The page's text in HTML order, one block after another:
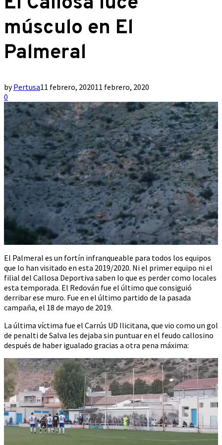
músculo en El
Palmeral
byPertusa11 febrero, 202011 febrero, 2020
0
El Palmeral es un fortín infranqueable para todos los equipos
que lo han visitado en esta 2019/2020. Ni el primer equipo ni el
filial del Callosa Deportiva saben lo que es perder como locales
esta temporada. El Redován fue el último que consiguió
derribar ese muro. Fue en el último partido de la pasada
campaña, el 18 de mayo de 2019.
La última víctima fue el Carrús UD Ilicitana, que vio como un gol
de penalti de Salva les dejaba sin puntuar en el feudo callosino
después de haber igualado gracias a otra pena máxima:
Reproductor
de
vídeo